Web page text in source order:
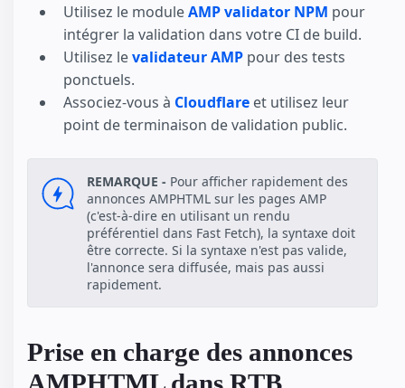
Utilisez le moduleAMP validator NPM pour
intégrer la validation dans votre CI de build.
Utilisez levalidateur AMP pour des tests
ponctuels.
Associez-vous à Cloudflare et utilisez leur
point de terminaison de validation public.
REMARQUE - Pour afficher rapidement des
annonces AMPHTML sur les pages AMP
(c'est-à-dire en utilisant un rendu
préférentiel dans Fast Fetch), la syntaxe doit
être correcte. Si la syntaxe n'est pas valide,
l'annonce sera diffusée, mais pas aussi
rapidement.
Prise en charge des annonces